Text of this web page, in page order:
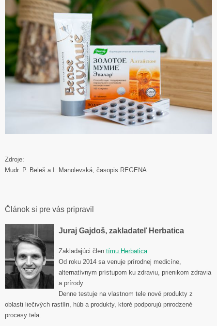
Zdroje:
Mudr. P. Beleš a I. Manolevská, časopis REGENA
Článok si pre vás pripravil
Juraj Gajdoš, zakladateľ Herbatica
Zakladajúci člen tímu Herbatica
Od roku 2014 sa venuje prírodnej medicíne,
alternatívnym prístupom ku zdraviu, prienikom zdravia
a prírody.
Denne testuje na vlastnom tele nové produkty z
oblasti liečivých rastlín, húb a produkty, ktoré podporujú prirodzené
procesy tela.